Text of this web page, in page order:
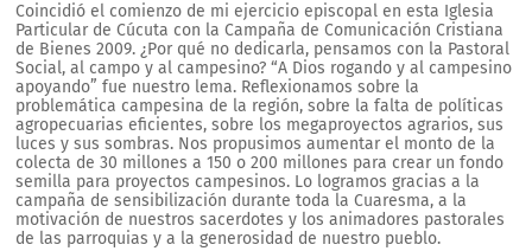
Coincidió el comienzo de mi ejercicio episcopal en esta Iglesia
Particular de Cúcuta con la Campaña de Comunicación Cristiana
de Bienes 2009. ¿Por qué no dedicarla, pensamos con la Pastoral
Social, al campo y al campesino? “A Dios rogando y al campesino
apoyando” fue nuestro lema. Reflexionamos sobre la
problemática campesina de la región, sobre la falta de políticas
agropecuarias eficientes, sobre los megaproyectos agrarios, sus
luces y sus sombras. Nos propusimos aumentar el monto de la
colecta de 30 millones a 150 o 200 millones para crear un fondo
semilla para proyectos campesinos. Lo logramos gracias a la
campaña de sensibilización durante toda la Cuaresma, a la
motivación de nuestros sacerdotes y los animadores pastorales
de las parroquias y a la generosidad de nuestro pueblo.